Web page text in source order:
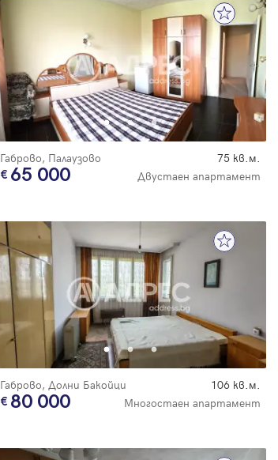
Габрово, Палаузово 75 кв.м.
65 000 Двустаен апартамент
Габрово, Долни Бакойци 106 кв.м.
80 000 Многостаен апартамент